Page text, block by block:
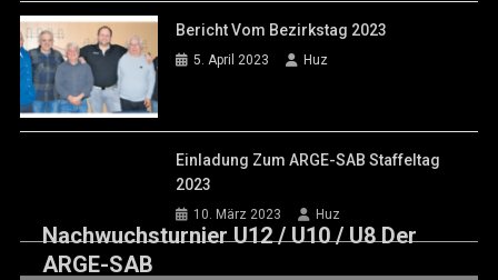
Bericht Vom Bezirkstag 2023
5. April 2023 Huz
Einladung Zum ARGE-SAB Staffeltag
2023
10. März 2023 Huz
Nachwuchsturnier U12 / U10 / U8 Der
ARGE-SAB